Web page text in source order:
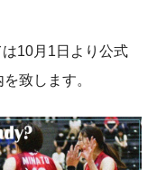
10月1日より公式
致します。